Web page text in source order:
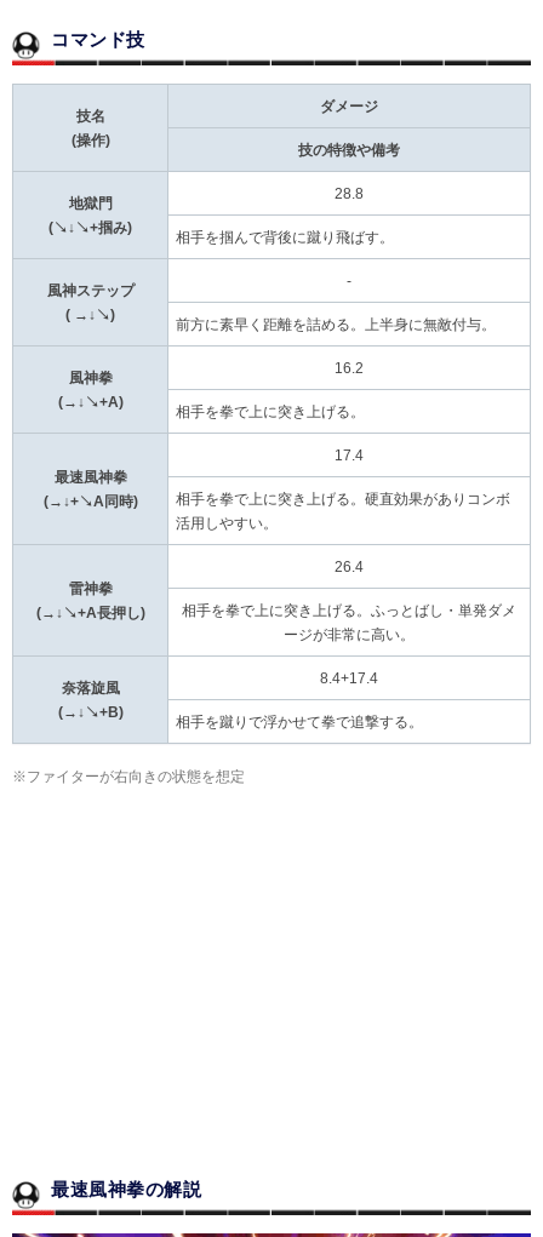
コマンド技
技名
(操作)
ダメージ
技の特徴や備考
地獄門
(↘↓↘+掴み)
28.8
相手を掴んで背後に蹴り飛ばす。
風神ステップ
( →↓↘)
-
前方に素早く距離を詰める。上半身に無敵付与。
風神拳
(→↓↘+A)
16.2
相手を拳で上に突き上げる。
最速風神拳
(→↓+↘A同時)
17.4
相手を拳で上に突き上げる。硬直効果がありコンボ
活用しやすい。
雷神拳
(→↓↘+A長押し)
26.4
相手を拳で上に突き上げる。ふっとばし・単発ダメ
ージが非常に高い。
奈落旋風
(→↓↘+B)
8.4+17.4
相手を蹴りで浮かせて拳で追撃する。
※ファイターが右向きの状態を想定
最速風神拳の解説